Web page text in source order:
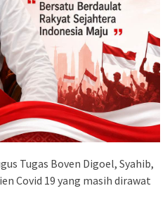
Tugas Boven Digoel, Syahib,
Covid 19 yang masih dirawat